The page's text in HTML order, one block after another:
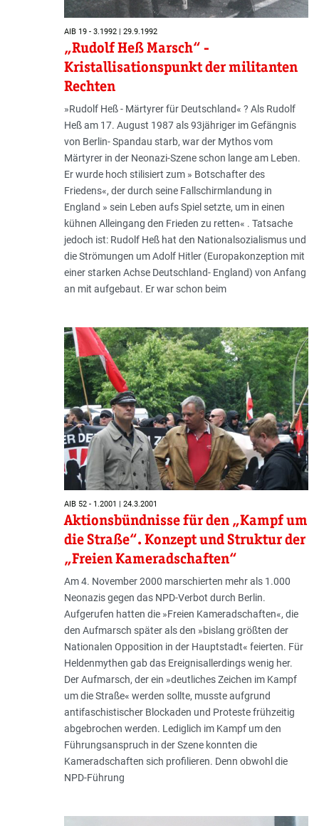
AIB 19 - 3.1992 | 29.9.1992
„Rudolf Heß Marsch“ -
Kristallisationspunkt der militanten
Rechten
»Rudolf Heß - Märtyrer für Deutschland« ? Als Rudolf
Heß am 17. August 1987 als 93jähriger im Gefängnis
von Berlin- Spandau starb, war der Mythos vom
Märtyrer in der Neonazi-Szene schon lange am Leben.
Er wurde hoch stilisiert zum » Botschafter des
Friedens«, der durch seine Fallschirmlandung in
England » sein Leben aufs Spiel setzte, um in einen
kühnen Alleingang den Frieden zu retten« . Tatsache
jedoch ist: Rudolf Heß hat den Nationalsozialismus und
die Strömungen um Adolf Hitler (Europakonzeption mit
einer starken Achse Deutschland- England) von Anfang
an mit aufgebaut. Er war schon beim
AIB 52 - 1.2001 | 24.3.2001
Aktionsbündnisse für den „Kampf um
die Straße“. Konzept und Struktur der
„Freien Kameradschaften“
Am 4. November 2000 marschierten mehr als 1.000
Neonazis gegen das NPD-Verbot durch Berlin.
Aufgerufen hatten die »Freien Kameradschaften«, die
den Aufmarsch später als den »bislang größten der
Nationalen Opposition in der Hauptstadt« feierten. Für
Heldenmythen gab das Ereignisallerdings wenig her.
Der Aufmarsch, der ein »deutliches Zeichen im Kampf
um die Straße« werden sollte, musste aufgrund
antifaschistischer Blockaden und Proteste frühzeitig
abgebrochen werden. Lediglich im Kampf um den
Führungsanspruch in der Szene konnten die
Kameradschaften sich profilieren. Denn obwohl die
NPD-Führung